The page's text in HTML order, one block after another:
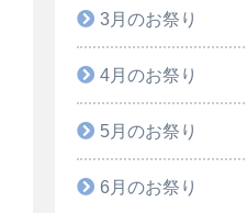
3月のお祭り
4月のお祭り
5月のお祭り
6月のお祭り